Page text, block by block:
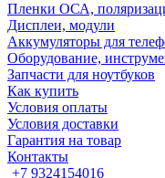
Пленки ОСА,
Дисплеи, модули
Аккумуляторы для
Оборудование,
Запчасти для ноутбуков
Как купить
Условия оплаты
Условия доставки
Гарантия на товар
Контакты
+7 9324154016